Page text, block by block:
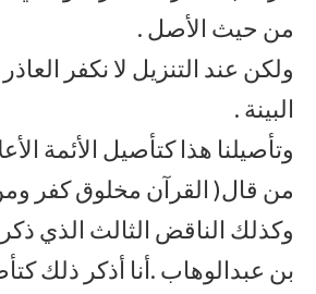
من حيث الأصل .
ولكن عند التنزيل لا نكفر
البينة .
وتأصيلنا هذا كتأصيل الأئمة
من قال( القرآن مخلوق كفر
وكذلك الناقض الثالث الذي
بن عبدالوهاب .أنا أذكر ذلك